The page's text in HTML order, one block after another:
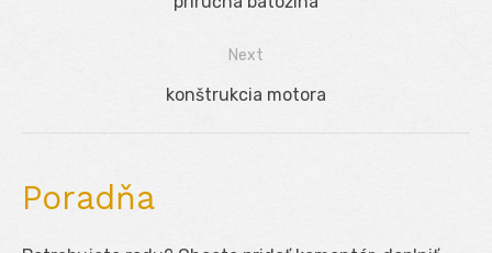
Next
Next
konštrukcia motora
Poradňa